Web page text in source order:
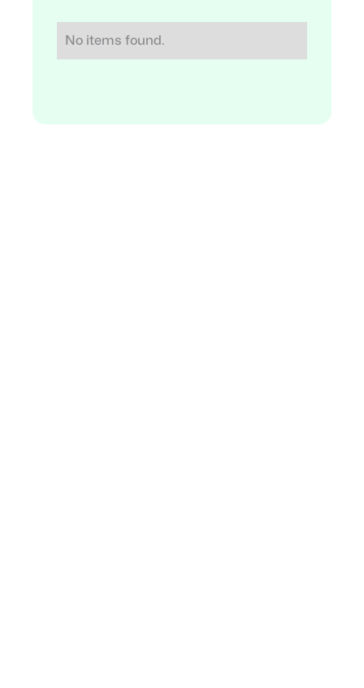
No items found.